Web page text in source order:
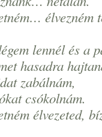
élvezném
lennél és a
hasadra
zabálnám,
csókolnám.
élvezeted,